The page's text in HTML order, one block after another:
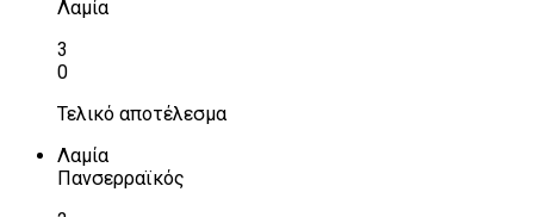
Λαμία
3
0
Τελικό αποτέλεσμα
Λαμία
Πανσερραϊκός